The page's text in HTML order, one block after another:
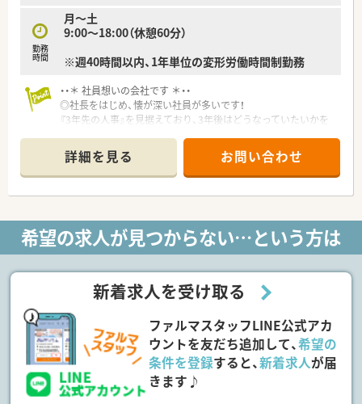
勤務
時間
月～土
9:00～18:00（休憩60分）
※週40時間以内、1年単位の変形労働時間制勤務
・・＊ 社員想いの会社です ＊・・
◎社長をはじめ、懐が深い社員が多いです！
『3年先の人事』を見据えており、3年後はどうなっていたいかを
年2回の面談を通して、心境などを伺い、産休育休の相談はもち
ろんのこと、社員が長く、そして気持ちよく働けるような環境作
りをしています。
また、誕生日には、社長が毎年手書きのバースデーカードと一緒
店舗数が増えている今でも、変わらず『社員を想う』行動を継続
されています。
り込みで研修を受けており、しっかりと教育基盤がある同社で育
その方々の元で現場研修（OJT）をしていただきます。
学術大会や、様々なセミナーにも積極的に参加しており、定期的
にスキルアップできるようバックアップしています。
◎しっかり"あなた"をみて評価します！
ノルマは設けていなく、自身で決めた目標に対してのフィードバ
詳細を見る お問い合わせ
希望の求人が見つからない…という方は
新着求人を受け取る
ファルマスタッフLINE公式アカ
ウントを友だち追加して、希望の
条件を登録すると、新着求人が届
きます♪